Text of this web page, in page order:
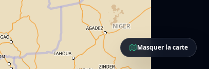
Masquer la carte